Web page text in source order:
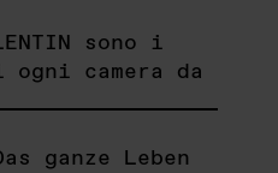
sono i
camera da
ganze Leben